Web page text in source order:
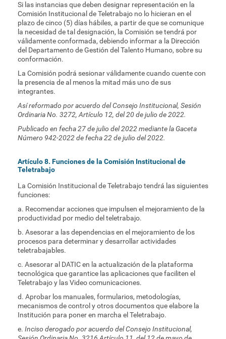
Si las instancias que deben designar representación en la
Comisión Institucional de Teletrabajo no lo hicieran en el
plazo de cinco (5) días hábiles, a partir de que se comunique
la necesidad de tal designación, la Comisión se tendrá por
válidamente conformada, debiendo informar a la Dirección
del Departamento de Gestión del Talento Humano, sobre su
conformación.
La Comisión podrá sesionar válidamente cuando cuente con
la presencia de al menos la mitad más uno de sus
integrantes.
Así reformado por acuerdo del Consejo Institucional, Sesión
Ordinaria No. 3272, Artículo 12, del 20 de julio de 2022.
Publicado en fecha 27 de julio del 2022 mediante la Gaceta
Número 942-2022 de fecha 22 de julio del 2022.
Artículo 8. Funciones de la Comisión Institucional de
Teletrabajo
La Comisión Institucional de Teletrabajo tendrá las siguientes
funciones:
a. Recomendar acciones que impulsen el mejoramiento de la
productividad por medio del teletrabajo.
b. Asesorar a las dependencias en el mejoramiento de los
procesos para determinar y desarrollar actividades
teletrabajables.
c. Asesorar al DATIC en la actualización de la plataforma
tecnológica que garantice las aplicaciones que faciliten el
Teletrabajo y las Video comunicaciones.
d. Aprobar los manuales, formularios, metodologías,
mecanismos de control y otros documentos que elabore la
Institución para poner en marcha el Teletrabajo.
e. Inciso derogado por acuerdo del Consejo Institucional,